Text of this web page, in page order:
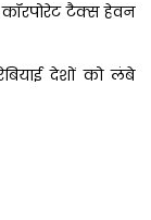
टैक्स हेवन
देशों को लंबे